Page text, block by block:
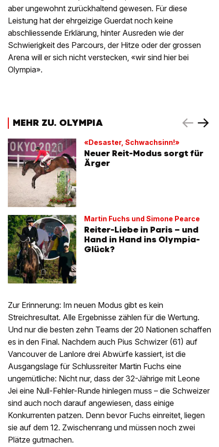
aber ungewohnt zurückhaltend gewesen. Für diese
Leistung hat der ehrgeizige Guerdat noch keine
abschliessende Erklärung, hinter Ausreden wie der
Schwierigkeit des Parcours, der Hitze oder der grossen
Arena will er sich nicht verstecken, «wir sind hier bei
Olympia».
MEHR ZU. OLYMPIA
«Desaster, Schwachsinn!»
Neuer Reit-Modus sorgt für
Ärger
Martin Fuchs und Simone Pearce
Reiter-Liebe in Paris – und
Hand in Hand ins Olympia-
Glück?
Zur Erinnerung: Im neuen Modus gibt es kein
Streichresultat. Alle Ergebnisse zählen für die Wertung.
Und nur die besten zehn Teams der 20 Nationen schaffen
es in den Final. Nachdem auch Pius Schwizer (61) auf
Vancouver de Lanlore drei Abwürfe kassiert, ist die
Ausgangslage für Schlussreiter Martin Fuchs eine
ungemütliche: Nicht nur, dass der 32-Jährige mit Leone
Jei eine Null-Fehler-Runde hinlegen muss – die Schweizer
sind auch noch darauf angewiesen, dass einige
Konkurrenten patzen. Denn bevor Fuchs einreitet, liegen
sie auf dem 12. Zwischenrang und müssen noch zwei
Plätze gutmachen.